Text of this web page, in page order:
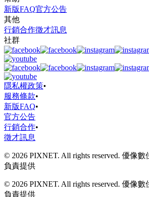
新版FAQ官方公告
其他
行銷合作徵才訊息
社群
隱私權政策•
服務條款•
新版FAQ•
官方公告
行銷合作•
徵才訊息
© 2026 PIXNET. All rights reserved. 優像
負責提供
© 2026 PIXNET. All rights reserved. 優像
負責提供